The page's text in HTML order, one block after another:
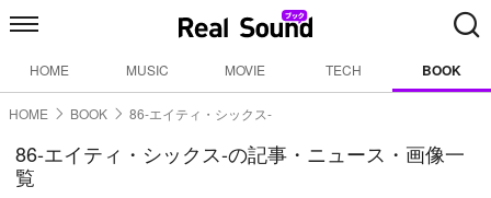
HOME MUSIC MOVIE TECH BOOK
HOME BOOK 86-エイティ・シックス-
86-エイティ・シックス-の記事・ニュース・画像一
覧